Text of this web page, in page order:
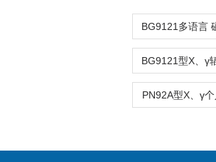
PN92A型X、γ